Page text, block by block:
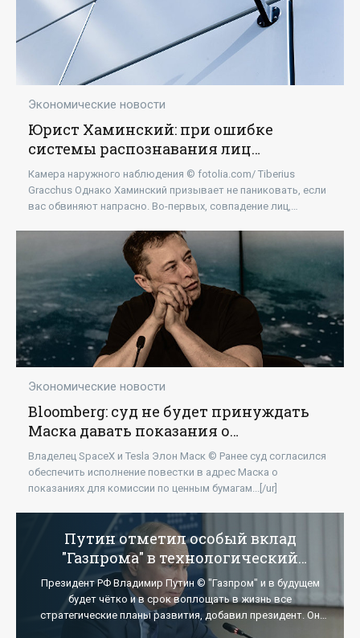
Экономические новости
Юрист Хаминский: при ошибке
системы распознавания лиц
результат можно оспорить -
«Технологии»
Камера наружного наблюдения © fotolia.com/ Tiberius
Gracchus Однако Хаминский призывает не паниковать, если
вас обвиняют напрасно. Во-первых, совпадение лиц,
Экономические новости
Bloomberg: суд не будет принуждать
Маска давать показания о
приобретении Twitter - «Технологии»
Владелец SpaceX и Tesla Элон Маск © Ранее суд согласился
обеспечить исполнение повестки в адрес Маска о
показаниях для комиссии по ценным бумагам...[/ur]
Путин отметил особый вклад
"Газпрома" в технологический
суверенитет России - «Технологии»
Президент РФ Владимир Путин © "Газпром" и в будущем
будет чётко и в срок воплощать в жизнь все
стратегические планы развития, добавил президент. Он
выразил уверенность, что